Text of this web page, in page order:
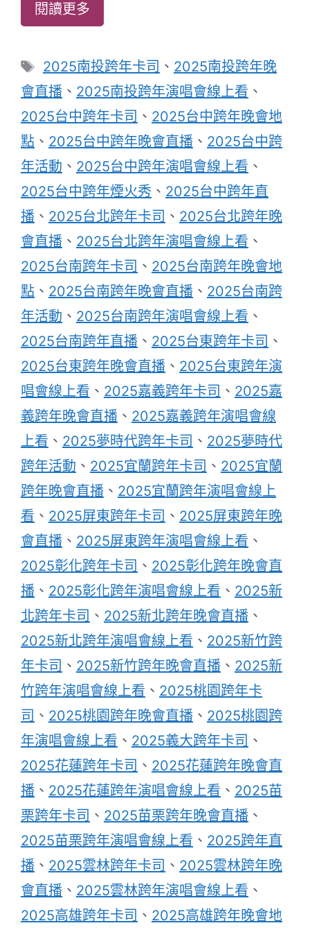
閱讀更多
標
籤
2025南投跨年卡司 、 2025南投跨年晚
會直播 、 2025南投跨年演唱會線上看 、
2025台中跨年卡司 、 2025台中跨年晚會地
點 、 2025台中跨年晚會直播 、 2025台中跨
年活動 、 2025台中跨年演唱會線上看 、
2025台中跨年煙火秀 、 2025台中跨年直
播 、 2025台北跨年卡司 、 2025台北跨年晚
會直播 、 2025台北跨年演唱會線上看 、
2025台南跨年卡司 、 2025台南跨年晚會地
點 、 2025台南跨年晚會直播 、 2025台南跨
年活動 、 2025台南跨年演唱會線上看 、
2025台南跨年直播 、 2025台東跨年卡司 、
2025台東跨年晚會直播 、 2025台東跨年演
唱會線上看 、 2025嘉義跨年卡司 、 2025嘉
義跨年晚會直播 、 2025嘉義跨年演唱會線
上看 、 2025夢時代跨年卡司 、 2025夢時代
跨年活動 、 2025宜蘭跨年卡司 、 2025宜蘭
跨年晚會直播 、 2025宜蘭跨年演唱會線上
看 、 2025屏東跨年卡司 、 2025屏東跨年晚
會直播 、 2025屏東跨年演唱會線上看 、
2025彰化跨年卡司 、 2025彰化跨年晚會直
播 、 2025彰化跨年演唱會線上看 、 2025新
北跨年卡司 、 2025新北跨年晚會直播 、
2025新北跨年演唱會線上看 、 2025新竹跨
年卡司 、 2025新竹跨年晚會直播 、 2025新
竹跨年演唱會線上看 、 2025桃園跨年卡
司 、 2025桃園跨年晚會直播 、 2025桃園跨
年演唱會線上看 、 2025義大跨年卡司 、
2025花蓮跨年卡司 、 2025花蓮跨年晚會直
播 、 2025花蓮跨年演唱會線上看 、 2025苗
栗跨年卡司 、 2025苗栗跨年晚會直播 、
2025苗栗跨年演唱會線上看 、 2025跨年直
播 、 2025雲林跨年卡司 、 2025雲林跨年晚
會直播 、 2025雲林跨年演唱會線上看 、
2025高雄跨年卡司 、 2025高雄跨年晚會地